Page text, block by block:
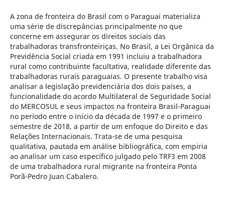
A zona de fronteira do Brasil com o Paraguai materializa
uma série de discrepâncias principalmente no que
concerne em assegurar os direitos sociais das
trabalhadoras transfronteiriças. No Brasil, a Lei Orgânica da
Previdência Social criada em 1991 incluiu a trabalhadora
rural como contribuinte facultativa, realidade diferente das
trabalhadoras rurais paraguaias. O presente trabalho visa
analisar a legislação previdenciária dos dois países, a
funcionalidade do acordo Multilateral de Seguridade Social
do MERCOSUL e seus impactos na fronteira Brasil-Paraguai
no período entre o início da década de 1997 e o primeiro
semestre de 2018, a partir de um enfoque do Direito e das
Relações Internacionais. Trata-se de uma pesquisa
qualitativa, pautada em análise bibliográfica, com empiria
ao analisar um caso específico julgado pelo TRF3 em 2008
de uma trabalhadora rural migrante na fronteira Ponta
Porã-Pedro Juan Cabalero.